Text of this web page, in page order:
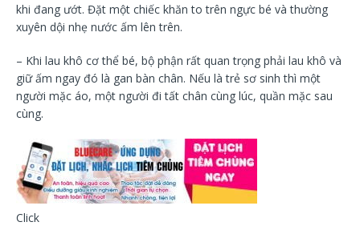
khi đang ướt. Đặt một chiếc khăn to trên ngực bé và thường
xuyên dội nhẹ nước ấm lên trên.
– Khi lau khô cơ thể bé, bộ phận rất quan trọng phải lau khô và
giữ ấm ngay đó là gan bàn chân. Nếu là trẻ sơ sinh thì một
người mặc áo, một người đi tất chân cùng lúc, quần mặc sau
cùng.
Click